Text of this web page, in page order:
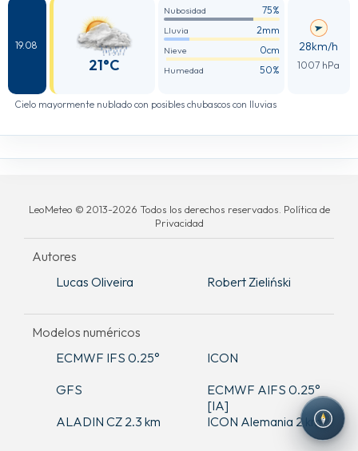
19.08
21°C
Nubosidad 75%
Lluvia 2mm
Nieve 0cm
Humedad 50%
28km/h
1007 hPa
Cielo mayormente nublado con posibles chubascos con lluvias
LeoMeteo © 2013-2026 Todos los derechos reservados. Política de
Privacidad
Autores
Lucas Oliveira
Robert Zieliński
Modelos numéricos
ECMWF IFS 0.25°
ICON
GFS
ECMWF AIFS 0.25°
[IA]
ALADIN CZ 2.3 km
ICON Alemania 2 km